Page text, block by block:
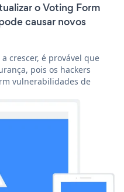
o Voting Form
causar novos
crescer, é provável que
pois os hackers
vulnerabilidades de